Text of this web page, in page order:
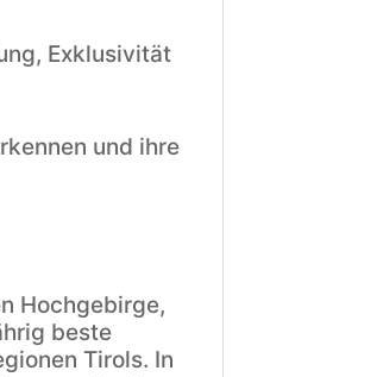
Exklusivität
und ihre
Hochgebirge,
beste
Tirols. In